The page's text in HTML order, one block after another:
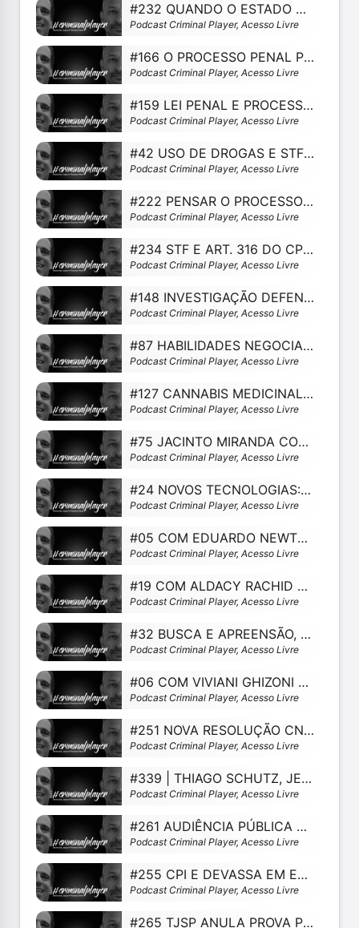
#232 QUANDO O ESTADO VENDE E INTERCEPTA. FISHING E FBI
Podcast Criminal Player, Acesso Livre
#166 O PROCESSO PENAL PÓS PANDEMIA COM GUILHERME MADEIRA
Podcast Criminal Player, Acesso Livre
#159 LEI PENAL E PROCESSUAL NO TEMPO: SISTEMA INTEGRADO COM PAULO QUEIROZ
Podcast Criminal Player, Acesso Livre
#42 USO DE DROGAS E STF (RE 635659 - SP) COM LUÍS CARLOS VALOIS
Podcast Criminal Player, Acesso Livre
#222 PENSAR O PROCESSO PENAL COMO DISPOSITIVO
Podcast Criminal Player, Acesso Livre
#234 STF E ART. 316 DO CPP. AINDA.
Podcast Criminal Player, Acesso Livre
#148 INVESTIGAÇÃO DEFENSIVA (BRASIL E EUA)COM FERNANDA RAVAZZANO
Podcast Criminal Player, Acesso Livre
#87 HABILIDADES NEGOCIAIS NO ACORDO DE NÃO PERSECUÇÃO PENAL COM ALEXANDRE E AURY
Podcast Criminal Player, Acesso Livre
#127 CANNABIS MEDICINAL COM FABIANA IRALA
Podcast Criminal Player, Acesso Livre
#75 JACINTO MIRANDA COUTINHO E A DIGNIDADE NO PROCESSO PENAL
Podcast Criminal Player, Acesso Livre
#24 NOVOS TECNOLOGIAS: DNA COM YURI FELIX
Podcast Criminal Player, Acesso Livre
#05 COM EDUARDO NEWTON
Podcast Criminal Player, Acesso Livre
#19 COM ALDACY RACHID COUTINHO E ALFREDO COPETTI NETO
Podcast Criminal Player, Acesso Livre
#32 BUSCA E APREENSÃO, NULIDADES E CONSENTIMENTO
Podcast Criminal Player, Acesso Livre
#06 COM VIVIANI GHIZONI E PHILIPE BENONI
Podcast Criminal Player, Acesso Livre
#251 NOVA RESOLUÇÃO CNJ E COMBATE À TORTURA
Podcast Criminal Player, Acesso Livre
#339 | THIAGO SCHUTZ, JEFFERSON NASCIMENTO DA SILVA E MAYARA PAGANI
Podcast Criminal Player, Acesso Livre
#261 AUDIÊNCIA PÚBLICA NO STF PARA DEBATER O PACOTE ANTICRIME
Podcast Criminal Player, Acesso Livre
#255 CPI E DEVASSA EM ESCRITÓRIOS DE ADVOCACIA
Podcast Criminal Player, Acesso Livre
#265 TJSP ANULA PROVA PRODUZIDA DE OFÍCIO PELO JUIZ